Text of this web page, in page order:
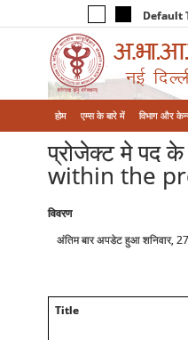
Default
होम एम्‍स के बारे में विभाग और
प्रोजेक्ट मे पद
within the
विवरण
अंतिम बार अपडेट हुआ शनिवार,
Title